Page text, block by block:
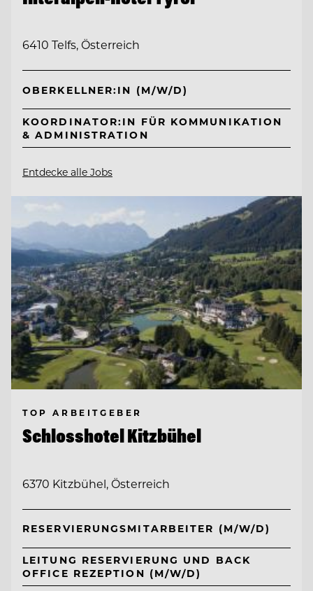
6410 Telfs, Österreich
OBERKELLNER:IN (M/W/D)
KOORDINATOR:IN FÜR KOMMUNIKATION
& ADMINISTRATION
Entdecke alle Jobs
TOP ARBEITGEBER
Schlosshotel Kitzbühel
6370 Kitzbühel, Österreich
RESERVIERUNGSMITARBEITER (M/W/D)
LEITUNG RESERVIERUNG UND BACK
OFFICE REZEPTION (M/W/D)